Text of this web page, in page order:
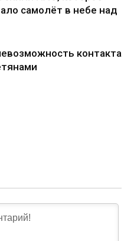
самолёт в небе над
контакта